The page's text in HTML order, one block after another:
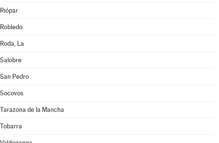
Riópar
Robledo
Roda, La
Salobre
San Pedro
Socovos
Tarazona de la Mancha
Tobarra